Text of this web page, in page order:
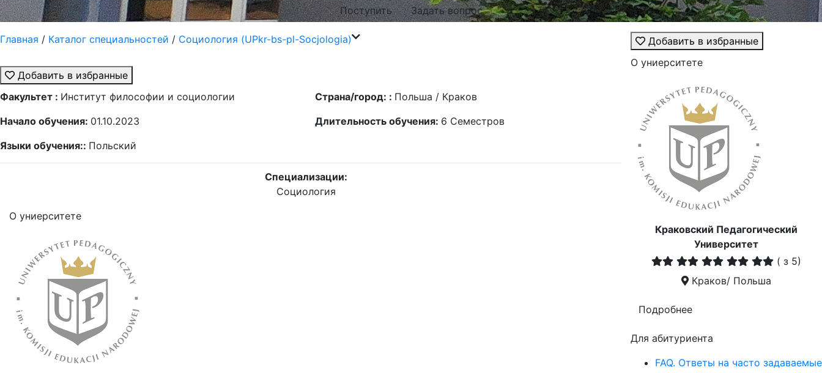
Поступить
Задать вопрос
Главная / Каталог специальностей / Социология (UPkr-bs-pl-Socjologia)
Добавить в избранные
Факультет : Институт философии и социологии Страна/город: : Польша / Краков
Начало обучения: 01.10.2023 Длительность обучения: 6 Семестров
Языки обучения:: Польский
Специализации:
Социология
О униерситете
Добавить в избранные
О униерситете
Краковский Педагогический
Университет
( з 5)
Краков/ Польша
Подробнее
Для абитуриента
FAQ. Ответы на часто задаваемые